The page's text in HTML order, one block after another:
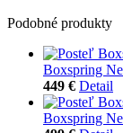
Podobné produkty
Boxspring
449 € Detail
Boxspring